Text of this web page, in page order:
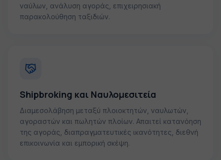
ναύλων, ανάλυση αγοράς, επιχειρησιακή
παρακολούθηση ταξιδιών.
Shipbroking και Ναυλομεσιτεία
Διαμεσολάβηση μεταξύ πλοιοκτητών, ναυλωτών,
αγοραστών και πωλητών πλοίων. Απαιτεί κατανόηση
της αγοράς, διαπραγματευτικές ικανότητες, διεθνή
επικοινωνία και εμπορική σκέψη.